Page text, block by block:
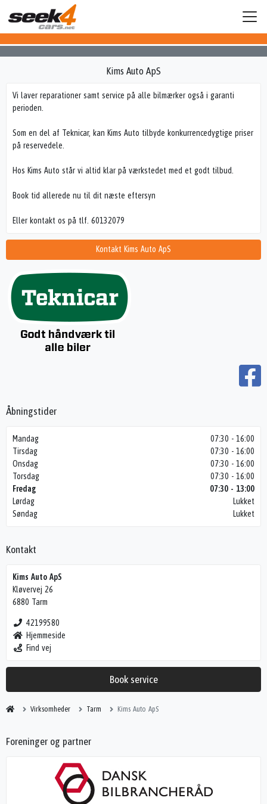
Kontakt Kims Auto ApS
Åbningstider
Mandag
Tirsdag
Onsdag
Torsdag
Fredag
Lørdag
Søndag
07:30 - 16:00
07:30 - 16:00
07:30 - 16:00
07:30 - 16:00
07:30 - 13:00
Lukket
Lukket
Kontakt
Kims Auto ApS
Kløvervej 26
6880 Tarm
42199580
Hjemmeside
Find vej
Book service
Virksomheder Tarm Kims Auto ApS
Kims Auto ApS
Foreninger og partner
Vi laver reparationer samt service på alle bilmærker også i garanti
perioden.
Som en del af Teknicar, kan Kims Auto tilbyde konkurrencedygtige priser
på reservedele.
Hos Kims Auto står vi altid klar på værkstedet med et godt tilbud.
Book tid allerede nu til dit næste eftersyn
Eller kontakt os på tlf. 60132079